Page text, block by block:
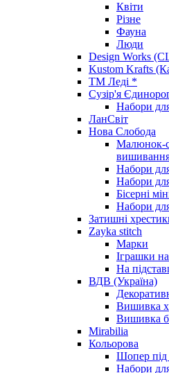
Квіти
Різне
Фауна
Люди
Design Works
Kustom Krafts
ТМ Леді *
Сузір'я
Набори
ЛанСвіт
Нова Слобода
Малюнок-
Набори
Набори
Бісерні
Набори
Затишні
Zayka stitch
Марки
Іграшки на
На
ВДВ (Україна)
Вишивка
Вишивка
Mirabilia
Кольорова
Шопер
Набори